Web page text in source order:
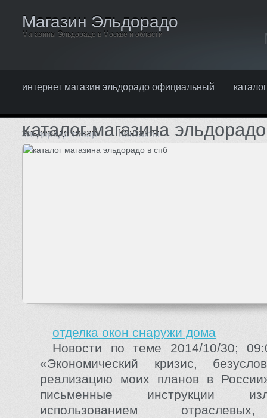
Магазин Эльдорадо
Магазины Эльдорадо в Москве и области
интернет магазин эльдорадо официальный
эльдорадо товар Контакты
Написать нам
каталог магазина
отделка окон снаружи дома
Новости по теме 2014/10/30;
«Экономический кризис,
реализацию моих планов в
письменные инструкции
использованием